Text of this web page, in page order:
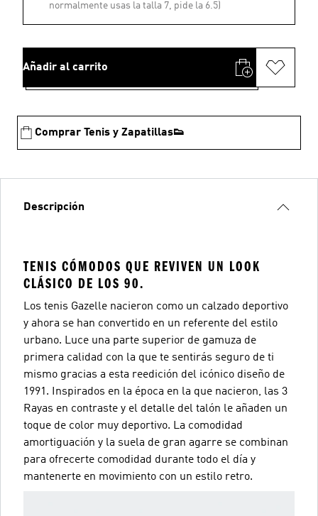
normalmente usas la talla 7, pide la 6.5)
Añadir al carrito
Comprar Tenis y Zapatillas👟
Descripción
TENIS CÓMODOS QUE REVIVEN UN LOOK
CLÁSICO DE LOS 90.
Los tenis Gazelle nacieron como un calzado deportivo
y ahora se han convertido en un referente del estilo
urbano. Luce una parte superior de gamuza de
primera calidad con la que te sentirás seguro de ti
mismo gracias a esta reedición del icónico diseño de
1991. Inspirados en la época en la que nacieron, las 3
Rayas en contraste y el detalle del talón le añaden un
toque de color muy deportivo. La comodidad
amortiguación y la suela de gran agarre se combinan
para ofrecerte comodidad durante todo el día y
mantenerte en movimiento con un estilo retro.